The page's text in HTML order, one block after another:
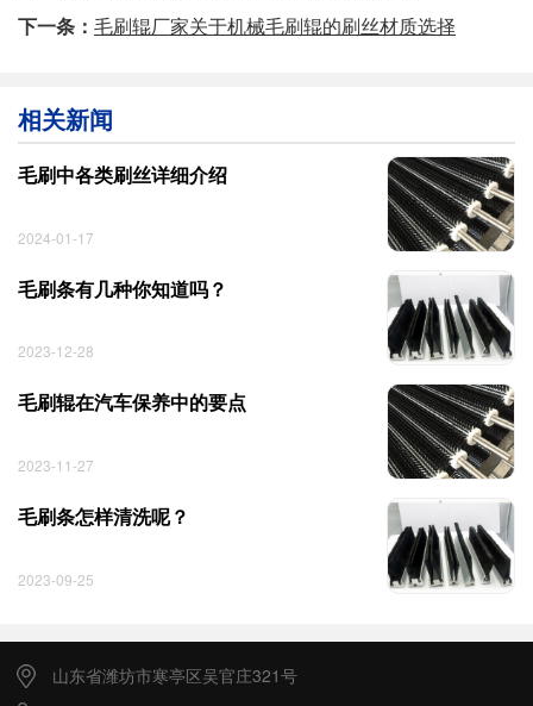
下一条： 毛刷辊厂家关于机械毛刷辊的刷丝材质选择
相关新闻
毛刷中各类刷丝详细介绍
2024-01-17
毛刷条有几种你知道吗？
2023-12-28
毛刷辊在汽车保养中的要点
2023-11-27
毛刷条怎样清洗呢？
2023-09-25
山东省潍坊市寒亭区吴官庄321号